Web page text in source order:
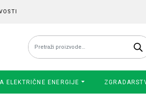
Pretraži:
ELEKTRIČNE ENERGIJE